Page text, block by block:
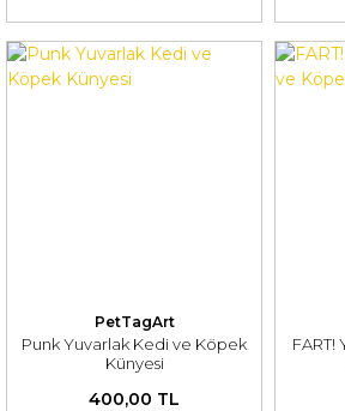
PetTagArt
Punk Yuvarlak Kedi ve Köpek
Künyesi
400,00 TL
FART!